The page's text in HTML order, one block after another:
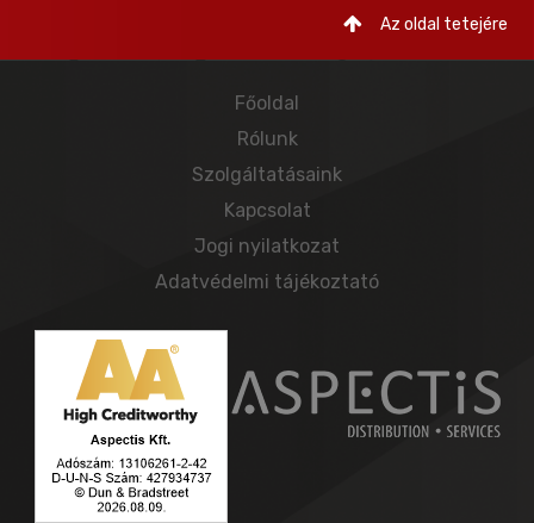
Az oldal tetejére
Főoldal
Rólunk
Szolgáltatásaink
Kapcsolat
Jogi nyilatkozat
Adatvédelmi tájékoztató